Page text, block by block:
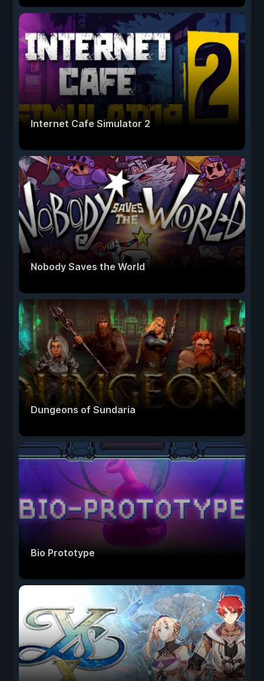
Internet Cafe Simulator 2
Nobody Saves the World
Dungeons of Sundaria
Bio Prototype